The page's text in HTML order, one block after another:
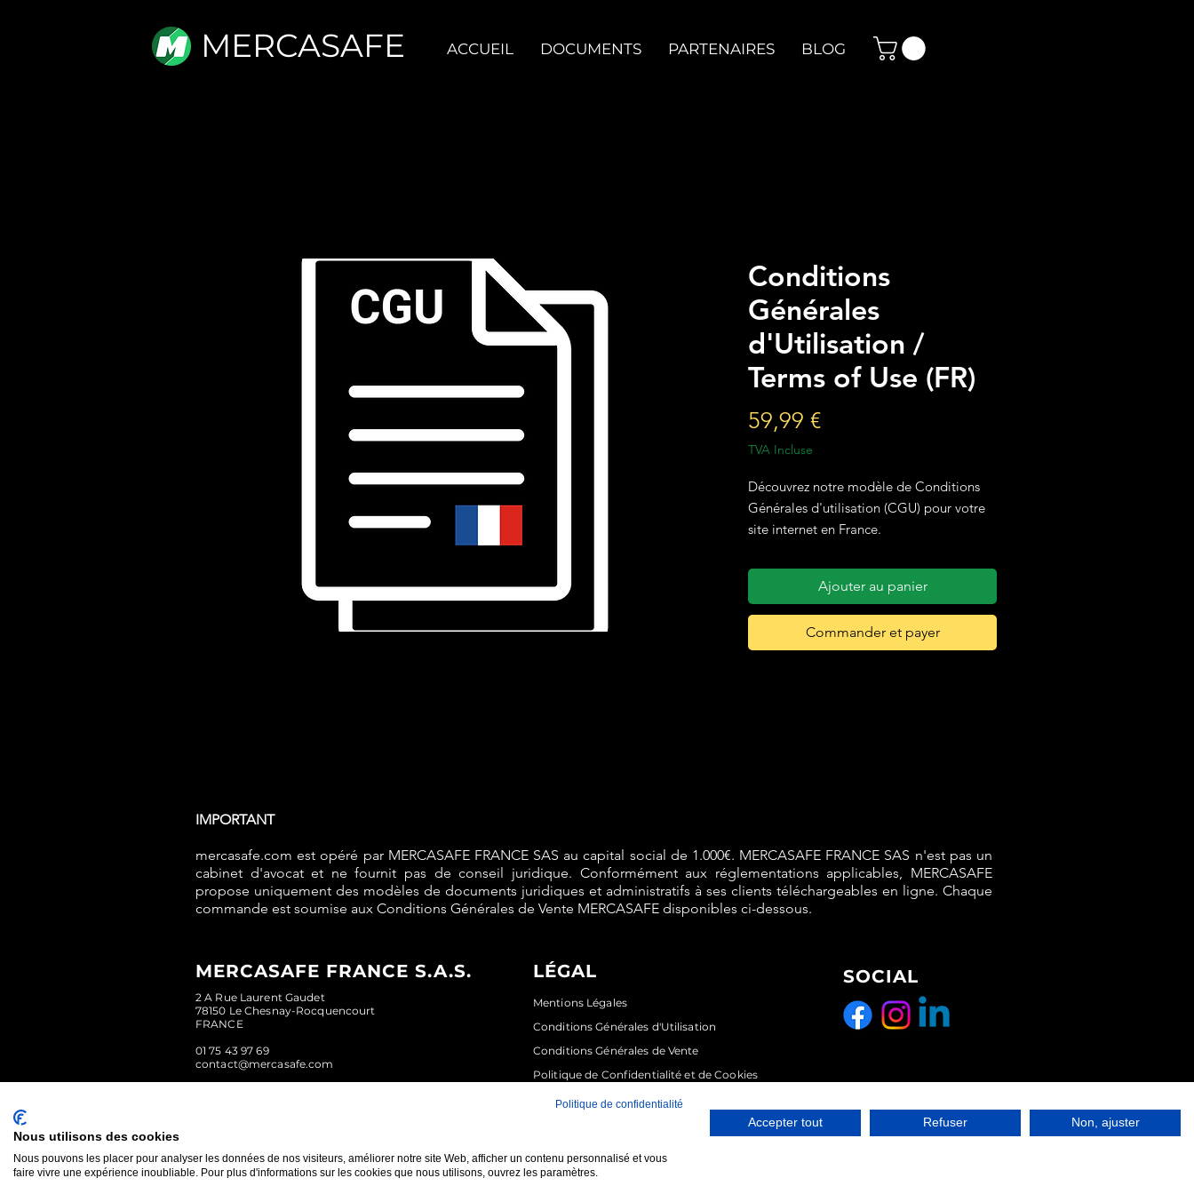
MERCASAFE ACCUEIL DOCUMENTS PARTENAIRES BLOG
Conditions
Générales
d'Utilisation /
Terms of Use (FR)
59,99 €Prix
TVA Incluse
Découvrez notre modèle de Conditions
Générales d'utilisation (CGU) pour votre
site internet en France.
Conçu sur mesure pour répondre aux
besoins des sites vitrines et e-
ecommerce en France, ce
document comporte des explications
indications.
Contenu de l'article:
1 document en Français au format Word
Ajouter au panier
Commander et payer
IMPORTANT
mercasafe.com est opéré par MERCASAFE FRANCE SAS au capital social de 1.000€. MERCASAFE FRANCE SAS n'est pas un
cabinet d'avocat et ne fournit pas de conseil juridique. Conformément aux réglementations applicables, MERCASAFE
propose uniquement des modèles de documents juridiques et administratifs à ses clients téléchargeables en ligne. Chaque
commande est soumise aux Conditions Générales de Vente MERCASAFE disponibles ci-dessous.
MERCASAFE FRANCE S.A.S.
2 A Rue Laurent Gaudet
78150 Le Chesnay-Rocquencourt
FRANCE
01 75 43 97 69
contact@mercasafe.com
LÉGAL
Mentions Légales
Conditions Générales d'Utilisation
Conditions Générales de Vente
Politique de Confidentialité et de Cookies
SOCIAL
Politique de confidentialité
Nous utilisons des cookies
Nous pouvons les placer pour analyser les données de nos visiteurs, améliorer notre site Web, afficher un contenu personnalisé et vous
faire vivre une expérience inoubliable. Pour plus d'informations sur les cookies que nous utilisons, ouvrez les paramètres.
Accepter tout Refuser Non, ajuster